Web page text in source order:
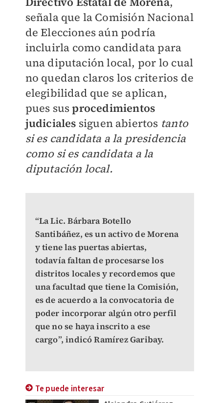
señala que la Comisión Nacional
de Elecciones aún podría
incluirla como candidata para
una diputación local, por lo cual
no quedan claros los criterios de
elegibilidad que se aplican,
pues susprocedimientos
judiciales siguen abiertos tanto
si es candidata a la presidencia
como si es candidata a la
diputación local.
“La Lic. Bárbara Botello
Santibáñez, es un activo de Morena
y tiene las puertas abiertas,
todavía faltan de procesarse los
distritos locales y recordemos que
una facultad que tiene la Comisión,
es de acuerdo a la convocatoria de
poder incorporar algún otro perfil
que no se haya inscrito a ese
cargo”, indicó Ramírez Garibay.
Te puede interesar